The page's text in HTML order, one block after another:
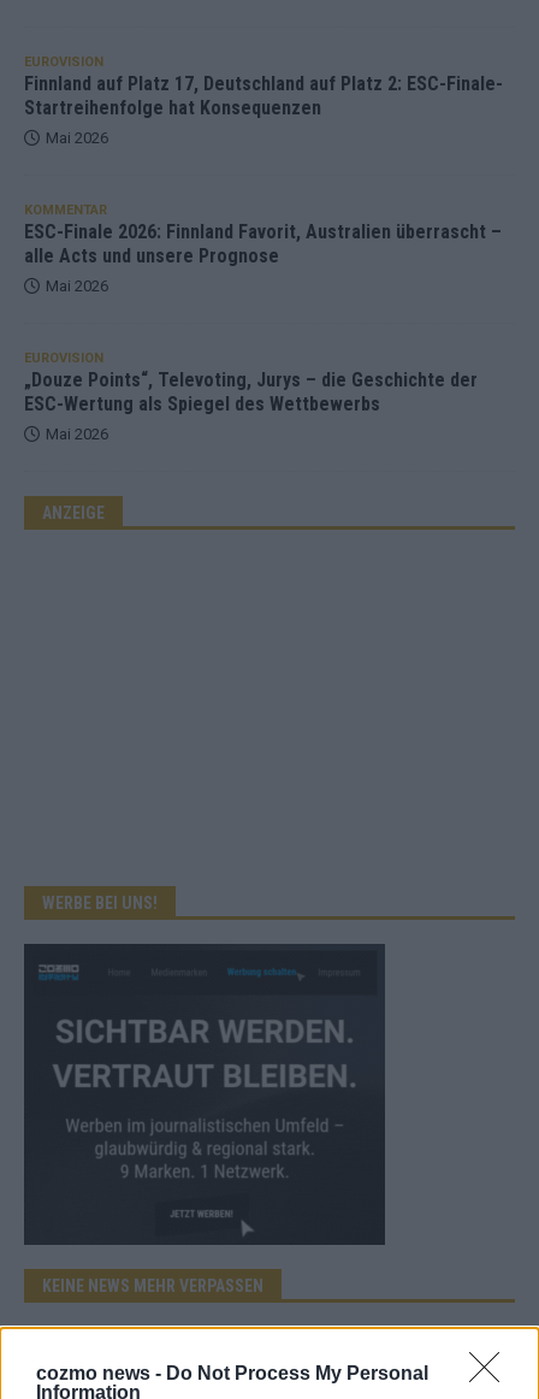
cozmo news - Do Not Process My Personal
Information
EUROVISION
Finnland auf Platz 17, Deutschland auf Platz 2: ESC-Finale-
Startreihenfolge hat Konsequenzen
Mai 2026
KOMMENTAR
ESC-Finale 2026: Finnland Favorit, Australien überrascht –
alle Acts und unsere Prognose
Mai 2026
EUROVISION
„Douze Points“, Televoting, Jurys – die Geschichte der
ESC-Wertung als Spiegel des Wettbewerbs
Mai 2026
ANZEIGE
WERBE BEI UNS!
KEINE NEWS MEHR VERPASSEN